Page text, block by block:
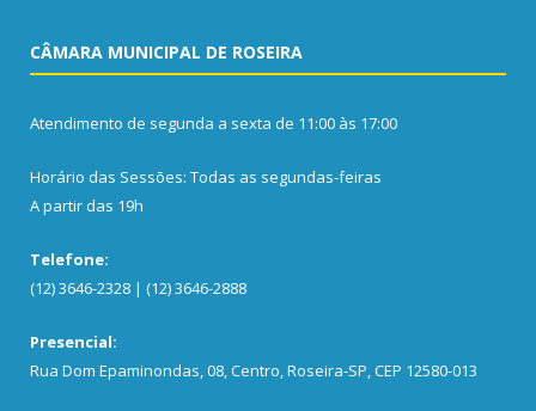
CÂMARA MUNICIPAL DE ROSEIRA
Atendimento de segunda a sexta de 11:00 às 17:00
Horário das Sessões: Todas as segundas-feiras
A partir das 19h
Telefone:
(12) 3646-2328 | (12) 3646-2888
Presencial:
Rua Dom Epaminondas, 08, Centro, Roseira-SP, CEP 12580-013